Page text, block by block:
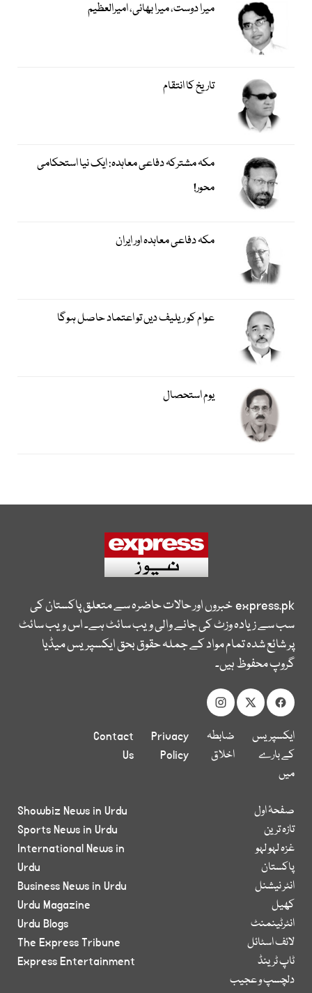
میرا دوست، میرا بھائی، امیرالعظیم
تاریخ کا انتقام
مکہ مشترکہ دفاعی معاہدہ: ایک نیا استحکامی
محور!
مکہ دفاعی معاہدہ اور ایران
عوام کو ریلیف دیں تو اعتماد حاصل ہوگا
یوم استحصال
express.pkخبروں اور حالات حاضرہ سے متعلق پاکستان کی
سب سے زیادہ وزٹ کی جانے والی ویب سائٹ ہے۔ اس ویب سائٹ
پر شائع شدہ تمام مواد کے جملہ حقوق بحق ایکسپریس میڈیا
گروپ محفوظ ہیں۔
ایکسپریس
کے بارے
میں
ضابطہ
اخلاق
Privacy
Policy
Contact
Us
صفحۂ اول
تازہ ترین
غزہ لہو لہو
پاکستان
انٹر نیشنل
کھیل
انٹرٹینمنٹ
لائف اسٹائل
ٹاپ ٹرینڈ
دلچسپ و عجیب
Showbiz News in Urdu
Sports News in Urdu
International News in
Urdu
Business News in Urdu
Urdu Magazine
Urdu Blogs
The Express Tribune
Express Entertainment